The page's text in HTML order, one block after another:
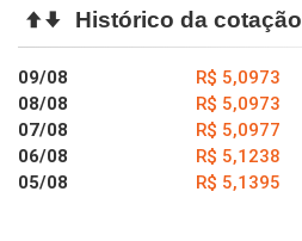
Histórico da cotação
09/08
R$ 5,0973
08/08
R$ 5,0973
07/08
R$ 5,0977
06/08
R$ 5,1238
05/08
R$ 5,1395